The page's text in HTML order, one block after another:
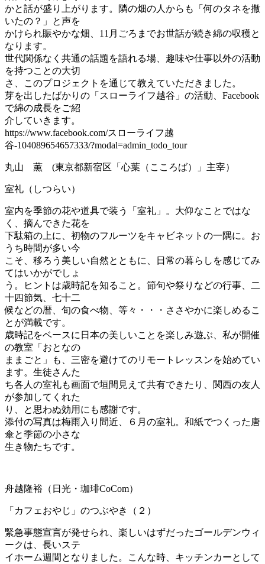
かと話が盛り上がります。隣の畑の人からも「何のタネを撒
いたの？」と声を
かけられ賑やかな畑、11月ごろまでお世話が続き綿の収穫と
なります。
世代関係なく共通の話題を語れる場、趣味や仕事以外の活動
を持つことの大切
さ、このプロジェクトを通じて教えていただきました。
芽を出したばかりの「スローライフ越谷」の活動、Facebook
で綿の成長をご紹
介していきます。
https://www.facebook.com/スローライフ越
谷-104089654657333/?modal=admin_todo_tour
丸山 薫 (東京都新宿区「心葉（こころば）」主宰）
室礼（しつらい）
室内を季節の花や道具で装う「室礼」。大仰なことではな
く、摘んできた花を
下駄箱の上に、初物のフルーツをキャビネットの一隅に。お
うち時間が多い今
こそ、移ろう美しい自然とともに、日常の暮らしを感じてみ
てはいかがでしょ
う。ヒントは歳時記を知ること。節句や祭りなどの行事、二
十四節気、七十二
候などの暦、旬の食べ物、等々・・・ささやかに楽しめるこ
とが満載です。
歳時記をベースに日本の美しいことを楽しみ遊ぶ、私が開催
の教室「おとなの
ままごと」も、三密を避けてのリモートレッスンを始めてい
ます。生徒さんた
ち各人の室礼も画面で垣間見えて共有できたり、関西の友人
が参加してくれた
り、と思わぬ効用にも感謝です。
添付の写真は梅雨入り間近、６月の室礼。和紙でつくった唐
傘と季節の小さな
生き物たちです。
舟越隆裕（日光・珈琲CoCom）
「カフェおやじ」のつぶやき（２）
緊急事態宣言が発せられ、楽しいはずだったゴールデンウィ
ークは、長いステ
イホーム週間となりました。こんな時、キッチンカーとして